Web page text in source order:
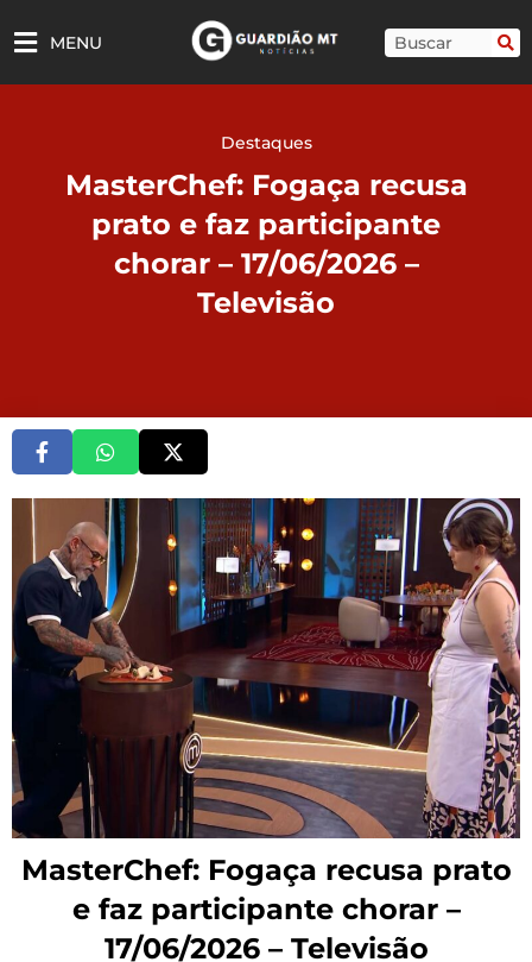
para
MENU Pesquisar
Destaques
MasterChef: Fogaça recusa
prato e faz participante
chorar – 17/06/2026 –
Televisão
MasterChef: Fogaça recusa prato
e faz participante chorar –
17/06/2026 – Televisão